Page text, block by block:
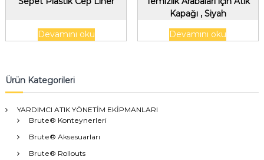
Devamını oku
Kapağı , Siyah
Devamını oku
Ürün Kategorileri
YARDIMCI ATIK YÖNETİM EKİPMANLARI
Brute® Konteynerleri
Brute® Aksesuarları
Brute® Rollouts